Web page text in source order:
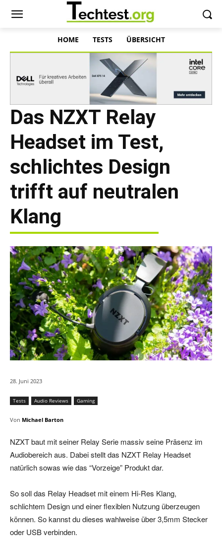
HOME TESTS ÜBERSICHT
Das NZXT Relay
Headset im Test,
schlichtes Design
trifft auf neutralen
Klang
28. Juni 2023
Tests Audio Reviews Gaming
Von Michael Barton
NZXT baut mit seiner Relay Serie massiv seine Präsenz im
Audiobereich aus. Dabei stellt das NZXT Relay Headset
natürlich sowas wie das “Vorzeige” Produkt dar.
So soll das Relay Headset mit einem Hi-Res Klang,
schlichtem Design und einer flexiblen Nutzung überzeugen
können. So kannst du dieses wahlweise über 3,5mm Stecker
oder USB verbinden.